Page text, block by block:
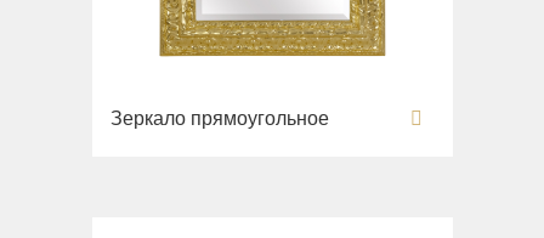
Зеркало прямоугольное